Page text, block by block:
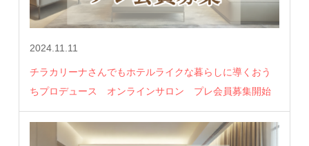
2024.11.11
チラカリーナさんでもホテルライクな暮らしに導くおう
ちプロデュース オンラインサロン プレ会員募集開始